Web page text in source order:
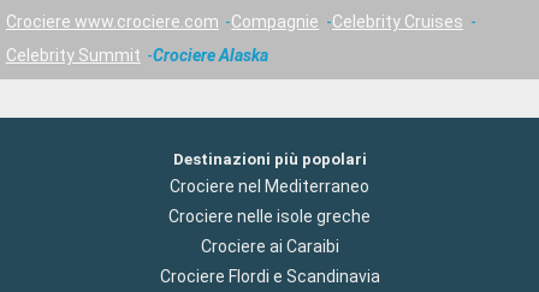
Crociere www.crociere.com Compagnie
Celebrity Cruises
Celebrity Summit
Crociere Alaska
Destinazioni più popolari
Crociere nel Mediterraneo
Crociere nelle isole greche
Crociere ai Caraibi
Crociere Flordi e Scandinavia